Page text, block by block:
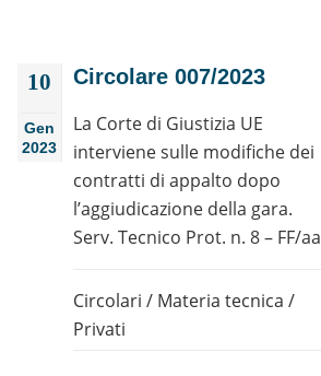
10
Gen
2023
Circolare 007/2023
La Corte di Giustizia UE
interviene sulle modifiche dei
contratti di appalto dopo
l’aggiudicazione della gara.
Serv. Tecnico Prot. n. 8 – FF/aa
Circolari / Materia tecnica /
Privati